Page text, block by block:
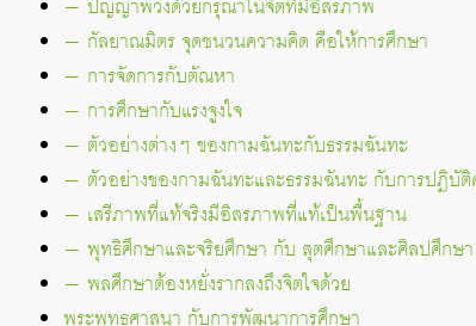
— ปัญญาพ่วงด้วยกรุณาในจิตที่มีอิสรภาพ
— กัลยาณมิตร จุดชนวนความคิด คือให้การศึกษา
— การจัดการกับตัณหา
— การศึกษากับแรงจูงใจ
— ตัวอย่างต่างๆ ของกามฉันทะกับธรรมฉันทะ
— ตัวอย่างของกามฉันทะและธรรมฉันทะ กับการปฏิบั
— เสรีภาพที่แท้จริงมีอิสรภาพที่แท้เป็นพื้นฐาน
— พุทธิศึกษาและจริยศึกษา กับ สุตศึกษาและศิลปศึกษา
— พลศึกษาต้องหยั่งรากลงถึงจิตใจด้วย
พระพุทธศาสนา กับการพัฒนาการศึกษา